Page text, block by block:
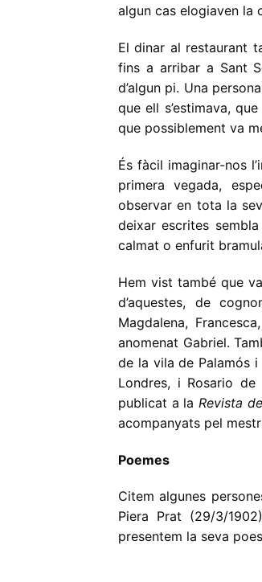
algun cas elogiaven la
El dinar al restaurant
fins a arribar a Sant
d’algun pi. Una
que ell s’estimava,
que possiblement va
És fàcil imaginar-nos
primera vegada,
observar en tota la
deixar escrites
calmat o enfurit
Hem vist també que
d’aquestes, de
Magdalena,
anomenat Gabriel.
de la vila de Palamós
Londres, i Rosario
publicat a la Revista
acompanyats pel
Poemes
Citem algunes
Piera Prat (29/3/
presentem la seva